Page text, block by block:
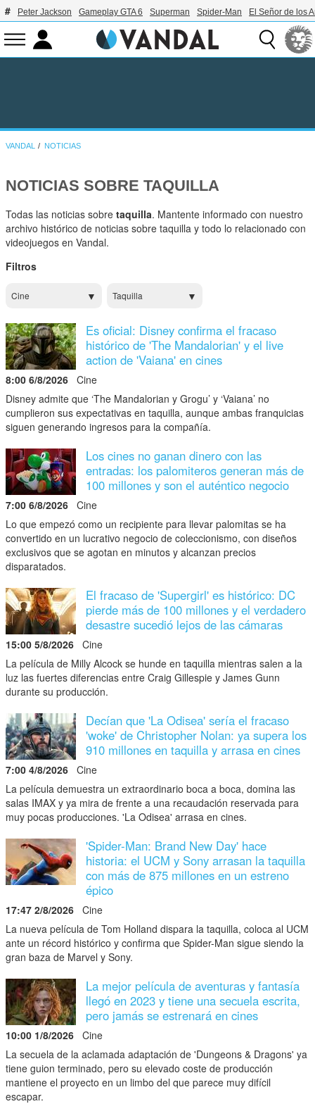
Peter Jackson Gameplay GTA 6 Superman Spider-Man El Señor de los
VANDAL NOTICIAS
NOTICIAS SOBRE TAQUILLA
Todas las noticias sobretaquilla. Mantente informado con nuestro
archivo histórico de noticias sobre taquilla y todo lo relacionado con
videojuegos en Vandal.
Filtros
Cine Taquilla
Es oficial: Disney confirma el fracaso
histórico de 'The Mandalorian' y el live
action de 'Vaiana' en cines
8:00 6/8/2026 Cine
Disney admite que ‘The Mandalorian y Grogu’ y ‘Vaiana’ no
cumplieron sus expectativas en taquilla, aunque ambas franquicias
siguen generando ingresos para la compañía.
Los cines no ganan dinero con las
entradas: los palomiteros generan más de
100 millones y son el auténtico negocio
7:00 6/8/2026 Cine
Lo que empezó como un recipiente para llevar palomitas se ha
convertido en un lucrativo negocio de coleccionismo, con diseños
exclusivos que se agotan en minutos y alcanzan precios
disparatados.
El fracaso de 'Supergirl' es histórico: DC
pierde más de 100 millones y el verdadero
desastre sucedió lejos de las cámaras
15:00 5/8/2026 Cine
La película de Milly Alcock se hunde en taquilla mientras salen a la
luz las fuertes diferencias entre Craig Gillespie y James Gunn
durante su producción.
Decían que 'La Odisea' sería el fracaso
'woke' de Christopher Nolan: ya supera los
910 millones en taquilla y arrasa en cines
7:00 4/8/2026 Cine
La película demuestra un extraordinario boca a boca, domina las
salas IMAX y ya mira de frente a una recaudación reservada para
muy pocas producciones. 'La Odisea' arrasa en cines.
'Spider-Man: Brand New Day' hace
historia: el UCM y Sony arrasan la taquilla
con más de 875 millones en un estreno
épico
17:47 2/8/2026 Cine
La nueva película de Tom Holland dispara la taquilla, coloca al UCM
ante un récord histórico y confirma que Spider-Man sigue siendo la
gran baza de Marvel y Sony.
La mejor película de aventuras y fantasía
llegó en 2023 y tiene una secuela escrita,
pero jamás se estrenará en cines
10:00 1/8/2026 Cine
La secuela de la aclamada adaptación de 'Dungeons & Dragons' ya
tiene guion terminado, pero su elevado coste de producción
mantiene el proyecto en un limbo del que parece muy difícil
escapar.